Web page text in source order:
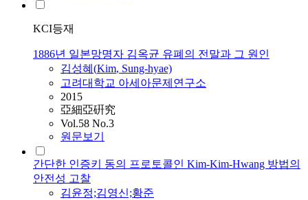
KCI등재
1886년 일본망명자 김옥균 유폐의 전말과 그 원인
김성혜(Kim, Sung-hyae)
고려대학교 아세아문제연구소
2015
亞細亞硏究
Vol.58 No.3
원문보기
간단한 인증키 동의 프로토콜인 Kim-Kim-Hwang 방법의
안전성 고찰
김윤정;김영신;황준